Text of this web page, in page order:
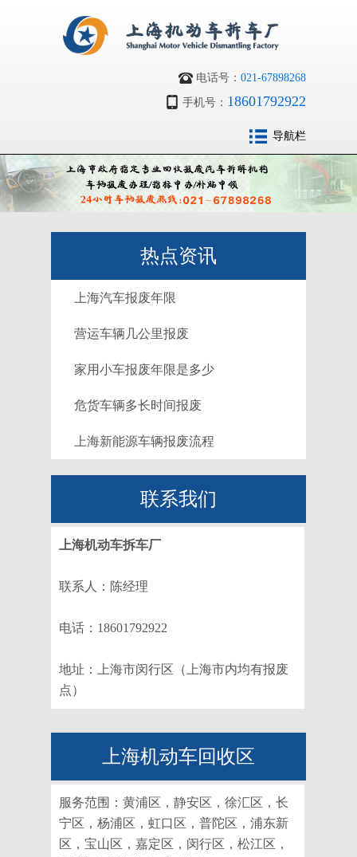
电话号： 021-67898268
手机号： 18601792922
导航栏
热点资讯
上海汽车报废年限
营运车辆几公里报废
家用小车报废年限是多少
危货车辆多长时间报废
上海新能源车辆报废流程
联系我们
上海机动车拆车厂
联系人：陈经理
电话：18601792922
地址：上海市闵行区（上海市内均有报废
点）
上海机动车回收区
服务范围：黄浦区，静安区，徐汇区，长
宁区，杨浦区，虹口区，普陀区，浦东新
区，宝山区，嘉定区，闵行区，松江区，